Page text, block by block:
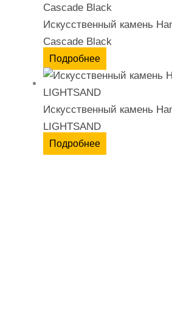
Искусственный камень
Cascade Black
Подробнее
Искусственный камень
LIGHTSAND
Подробнее